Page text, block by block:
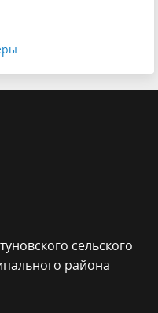
сельского
района